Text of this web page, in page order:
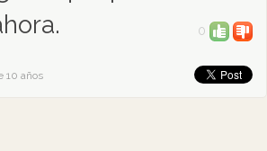
0
10 años